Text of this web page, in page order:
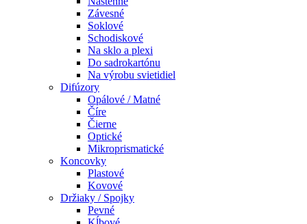
Závesné
Soklové
Schodiskové
Na sklo a plexi
Do sadrokartónu
Na výrobu svietidiel
Difúzory
Opálové / Matné
Číre
Čierne
Optické
Mikroprismatické
Koncovky
Plastové
Kovové
Držiaky / Spojky
Pevné